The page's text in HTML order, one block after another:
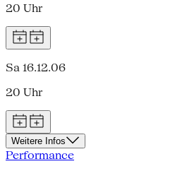
20 Uhr
Sa 16.12.06
20 Uhr
Weitere Infos
Performance